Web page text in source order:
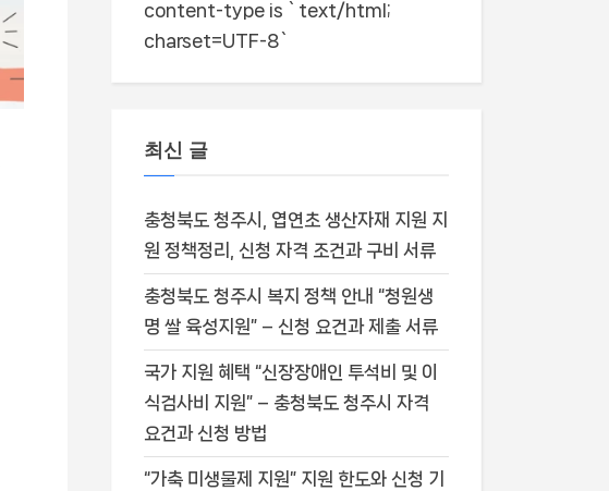
content-type is `text/html;
charset=UTF-8`
최신 글
충청북도 청주시, 엽연초 생산자재 지원 지
원 정책정리, 신청 자격 조건과 구비 서류
충청북도 청주시 복지 정책 안내 “청원생
명 쌀 육성지원” – 신청 요건과 제출 서류
국가 지원 혜택 “신장장애인 투석비 및 이
식검사비 지원” – 충청북도 청주시 자격
요건과 신청 방법
“가축 미생물제 지원” 지원 한도와 신청 기